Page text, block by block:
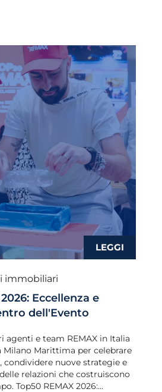
immobiliari
Eccellenza e
dell'Evento
agenti e team REMAX in Italia
Milano Marittima per celebrare
nuove strategie e
relazioni che costruiscono
Top50 REMAX 2026:...